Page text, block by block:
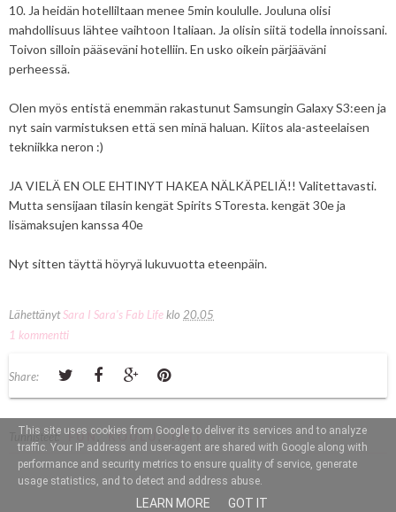
10. Ja heidän hotelliltaan menee 5min koululle. Jouluna olisi
mahdollisuus lähtee vaihtoon Italiaan. Ja olisin siitä todella innoissani.
Toivon silloin pääseväni hotelliin. En usko oikein pärjääväni
perheessä.
Olen myös entistä enemmän rakastunut Samsungin Galaxy S3:een ja
nyt sain varmistuksen että sen minä haluan. Kiitos ala-asteelaisen
tekniikka neron :)
JA VIELÄ EN OLE EHTINYT HAKEA NÄLKÄPELIÄ!! Valitettavasti.
Mutta sensijaan tilasin kengät Spirits SToresta. kengät 30e ja
lisämaksujen kanssa 40e
Nyt sitten täyttä höyryä lukuvuotta eteenpäin.
LähettänytSara I Sara's Fab Lifeklo 20.05
1 kommentti
Share:
Tunnisteet: FUN, KOULU, TÄTI
This site uses cookies from Google to deliver its services and to analyze
traffic. Your IP address and user-agent are shared with Google along with
performance and security metrics to ensure quality of service, generate
usage statistics, and to detect and address abuse.
LEARN MORE GOT IT